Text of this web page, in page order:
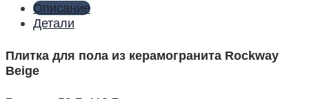
Описание
Детали
Плитка для пола из керамогранита Rockway
Beige